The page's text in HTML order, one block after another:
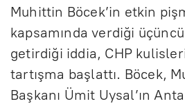
Muhittin Böcek’in etkin
kapsamında verdiği
getirdiği iddia, CHP
tartışma başlattı. Böcek,
Başkanı Ümit Uysal’ın